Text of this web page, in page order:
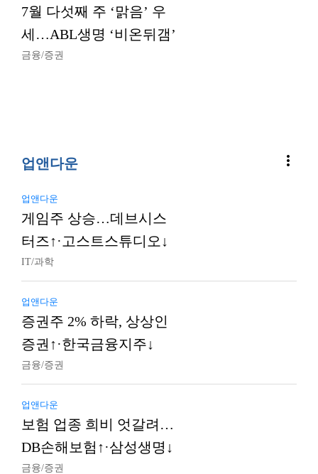
7월 다섯째 주 ‘맑음’ 우
세…ABL생명 ‘비온뒤갬’
금융/증권
업앤다운 more_vert
업앤다운
게임주 상승…데브시스
터즈↑·고스트스튜디오↓
IT/과학
업앤다운
증권주 2% 하락, 상상인
증권↑·한국금융지주↓
금융/증권
업앤다운
보험 업종 희비 엇갈려…
DB손해보험↑·삼성생명↓
금융/증권